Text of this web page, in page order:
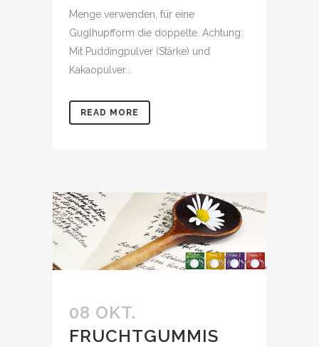
Menge verwenden, für eine
Guglhupfform die doppelte. Achtung:
Mit Puddingpulver (Stärke) und
Kakaopulver...
READ MORE
08 OKT.
FRUCHTGUMMIS